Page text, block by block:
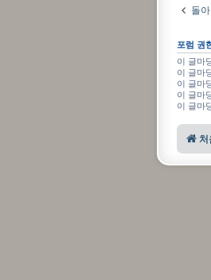
돌
포럼 권
이 글마
이 글마
이 글마
이 글마
이 글마
처